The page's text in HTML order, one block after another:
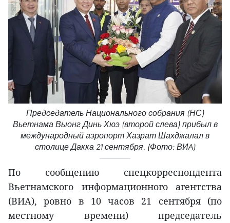
Председатель Национального собрания (НС)
Вьетнама Выонг Динь Хюэ (второй слева) прибыл в
международный аэропорт Хазрат Шахджалал в
столице Дакка 21 сентября. (Фото: ВИA)
По сообщению спецкорреспондента
Вьетнамского информационного агентства
(ВИА), ровно в 10 часов 21 сентября (по
местному времени) председатель